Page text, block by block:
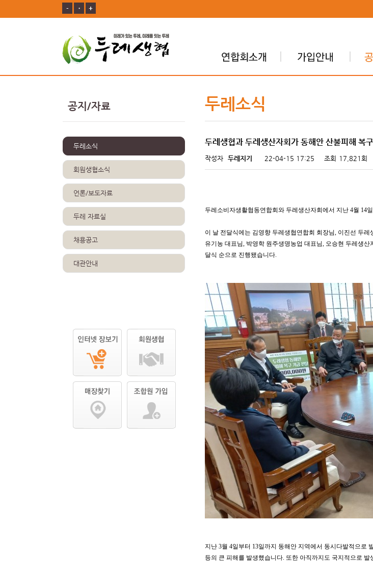
- ㆍ +
공지/자료
두레소식
회원생협소식
언론/보도자료
두레 자료실
채용공고
대관안내
두레소식
두레생협과 두레생산자회가 동해안 산불피해 복
작성자 두레지기 22-04-15 17:25 조회 17,821회
두레소비자생활협동연합회와 두레생산자회에서 지난 4월 14
이 날 전달식에는 김영향 두레생협연합회 회장님, 이진선 두
유기농 대표님, 박영학 원주생명농업 대표님, 오승현 두레생
달식 순으로 진행됐습니다.
지난 3월 4일부터 13일까지 동해안 지역에서 동시다발적으로
등의 큰 피해를 발생했습니다. 또한 아직까지도 국지적으로